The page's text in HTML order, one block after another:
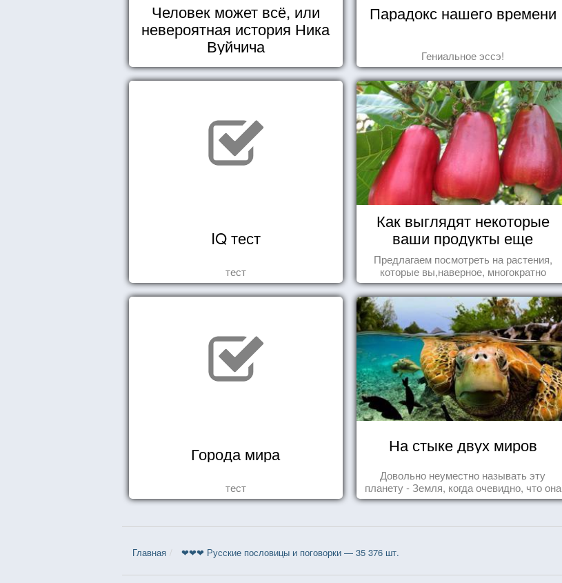
Человек может всё, или
невероятная история Ника
Вуйчича
Парадокс нашего времени
Гениальное эссэ!
IQ тест
тест
Как выглядят некоторые
ваши продукты еще
живыми?
Предлагаем посмотреть на растения,
которые вы,наверное, многократно
видели , но никогда не представляли
себе, что употребляете их в пищу.
Города мира
тест
На стыке двух миров
Довольно неуместно называть эту
планету - Земля, когда очевидно, что она
- Океан.
Главная ❤❤❤ Русские пословицы и поговорки — 35 376 шт.